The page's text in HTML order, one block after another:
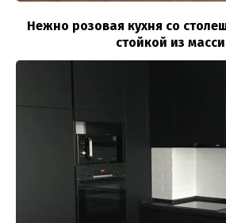
Нежно розовая кухня со
стойкой из